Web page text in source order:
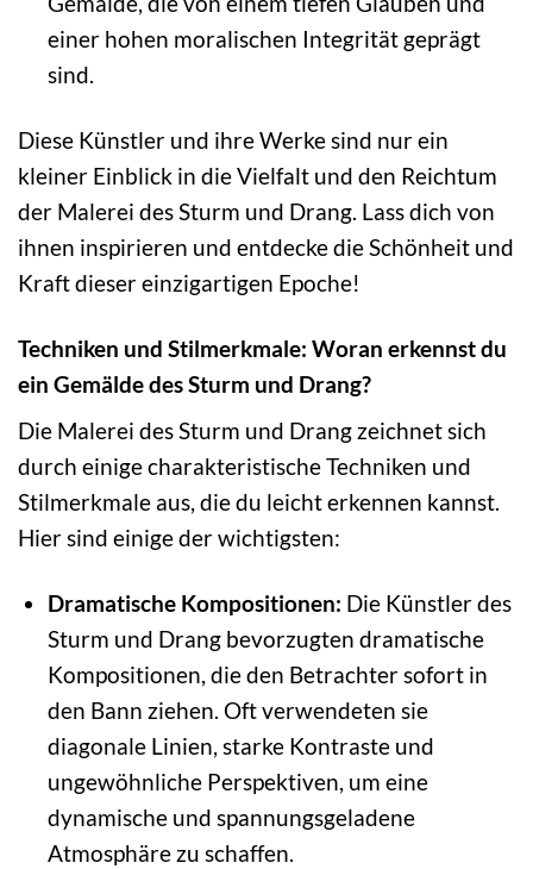
einer hohen moralischen Integrität geprägt
sind.
Diese Künstler und ihre Werke sind nur ein
kleiner Einblick in die Vielfalt und den Reichtum
der Malerei des Sturm und Drang. Lass dich von
ihnen inspirieren und entdecke die Schönheit und
Kraft dieser einzigartigen Epoche!
Techniken und Stilmerkmale: Woran erkennst du
ein Gemälde des Sturm und Drang?
Die Malerei des Sturm und Drang zeichnet sich
durch einige charakteristische Techniken und
Stilmerkmale aus, die du leicht erkennen kannst.
Hier sind einige der wichtigsten:
Dramatische Kompositionen: Die Künstler des
Sturm und Drang bevorzugten dramatische
Kompositionen, die den Betrachter sofort in
den Bann ziehen. Oft verwendeten sie
diagonale Linien, starke Kontraste und
ungewöhnliche Perspektiven, um eine
dynamische und spannungsgeladene
Atmosphäre zu schaffen.